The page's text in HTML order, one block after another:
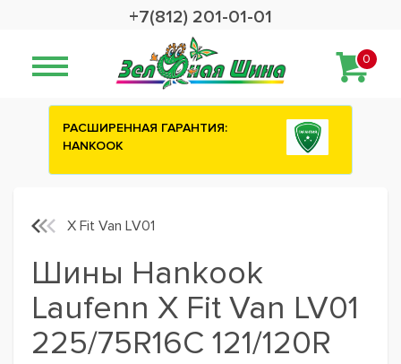
+7(812) 201-01-01
0
ГАРАНТИЯ:
Сashback 2500
шины ATTAR
X Fit Van LV01
Шины Hankook
Laufenn X Fit Van LV01
225/75R16C 121/120R